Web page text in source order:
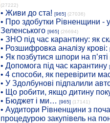
(27222)
• Живи до ста! [965] (27036)
• Про здобутки Рівненщини -
Зеленського [965] (26694)
• ЗНО під час карантину: як
• Розшифровка аналізу крові:
• Як позбутися шпори на п’яті
• Допомога під час карантину
• 4 способи, як перевірити
• У Здолбунові підпалили
• Що робити, якщо дитину
• Бюджет і ми… [965] (17141)
• Аудитори Рівненщини з
процедурою закупівель на